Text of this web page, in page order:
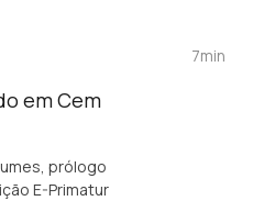
em Cem
prólogo
E-Primatur
7min